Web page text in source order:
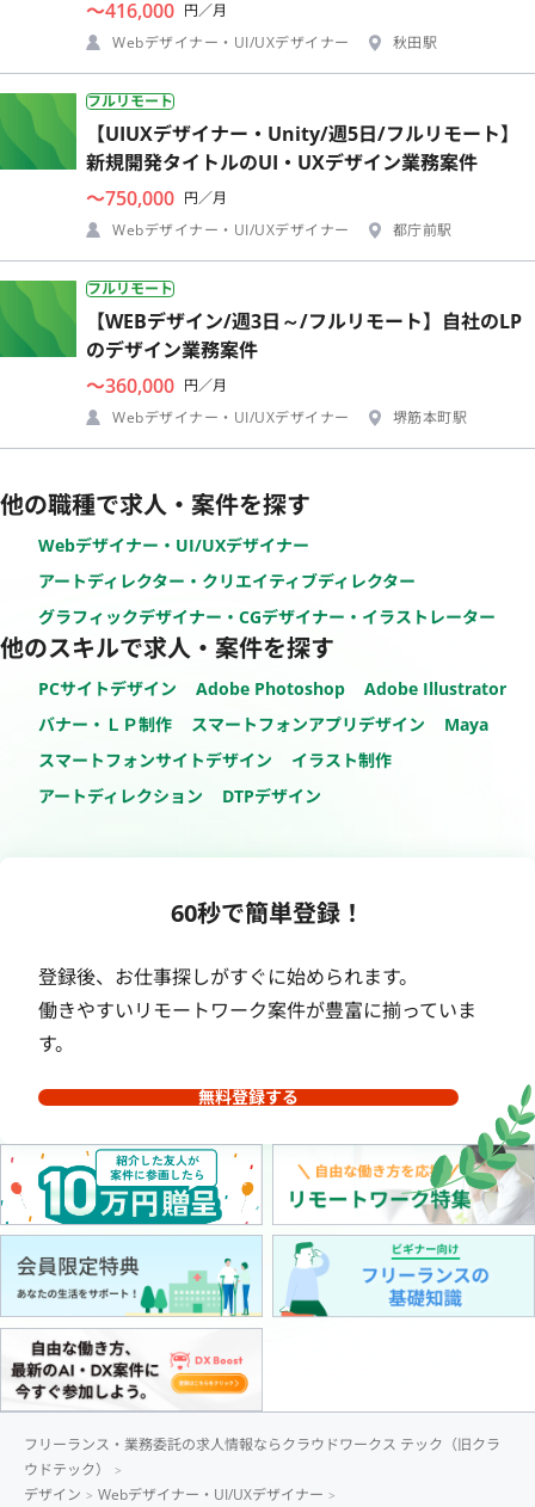
〜416,000 円／月
Webデザイナー・UI/UXデザイナー
秋田駅
フルリモート
【UIUXデザイナー・Unity/週5日/フルリモート】
新規開発タイトルのUI・UXデザイン業務案件
〜750,000 円／月
Webデザイナー・UI/UXデザイナー
都庁前駅
フルリモート
【WEBデザイン/週3日～/フルリモート】自社のLP
のデザイン業務案件
〜360,000 円／月
Webデザイナー・UI/UXデザイナー
堺筋本町駅
他の職種で求人・案件を探す
Webデザイナー・UI/UXデザイナー
アートディレクター・クリエイティブディレクター
グラフィックデザイナー・CGデザイナー・イラストレーター
他のスキルで求人・案件を探す
PCサイトデザイン Adobe Photoshop
Adobe Illustrator
バナー・ＬＰ制作
スマートフォンアプリデザイン
Maya
スマートフォンサイトデザイン
イラスト制作
アートディレクション
DTPデザイン
60秒で簡単登録！
登録後、お仕事探しがすぐに始められます。
働きやすいリモートワーク案件が豊富に揃っていま
す。
無料登録する
フリーランス・業務委託の求人情報ならクラウドワークス テック（旧クラ
ウドテック）
デザイン
Webデザイナー・UI/UXデザイナー